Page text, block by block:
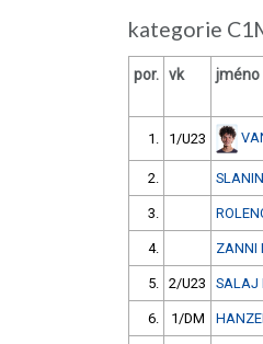
kategorie
por. vk jméno
1. 1/U23
2.
3.
4. ZANNI
5. 2/U23 SALAJ
6. 1/DM